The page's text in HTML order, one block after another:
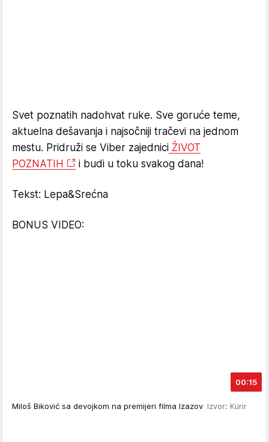
Svet poznatih nadohvat ruke. Sve goruće teme,
aktuelna dešavanja i najsočniji tračevi na jednom
mestu. Pridruži se Viber zajednici ŽIVOT
POZNATIH
i budi u toku svakog dana!
Tekst: Lepa&Srećna
BONUS VIDEO:
00:15
Miloš Biković sa devojkom na premijeri filma Izazov Izvor: Kurir